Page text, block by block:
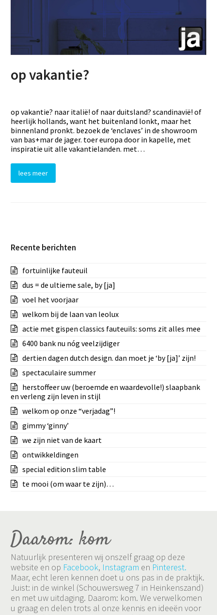
op vakantie?
op vakantie? naar italië! of naar duitsland? scandinavië! of
heerlijk hollands, want het buitenland lonkt, maar het
binnenland pronkt. bezoek de ‘enclaves’ in de showroom
van bas+mar de jager. toer europa door in kapelle, met
inspiratie uit alle vakantielanden. met…
lees meer
Recente berichten
fortuinlijke fauteuil
dus = de ultieme sale, by [ja]
voel het voorjaar
welkom bij de laan van leolux
actie met gispen classics fauteuils: soms zit alles mee
6400 bank nu nóg veelzijdiger
dertien dagen dutch design. dan moet je ‘by [ja]’ zijn!
spectaculaire summer
herstoffeer uw (beroemde en waardevolle!) slaapbank
en verleng zijn leven in stijl
welkom op onze “verjadag”!
gimmy ‘ginny’
we zijn niet van de kaart
ontwikkeldingen
special edition slim table
te mooi (om waar te zijn)…
Daarom: kom
Natuurlijk presenteren wij onszelf graag op deze
website en op Facebook, Instagram en Pinterest.
Maar, echt leren kennen doet u ons pas in de praktijk.
Juist: in de winkel (Schouwersweg 7 in Heinkenszand)
en met uw uitdaging. Daarom: kom. We verwelkomen
u graag en delen trots al onze kennis en ideeën voor